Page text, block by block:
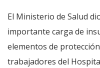
El Ministerio de Salud
importante carga de
elementos de
trabajadores del